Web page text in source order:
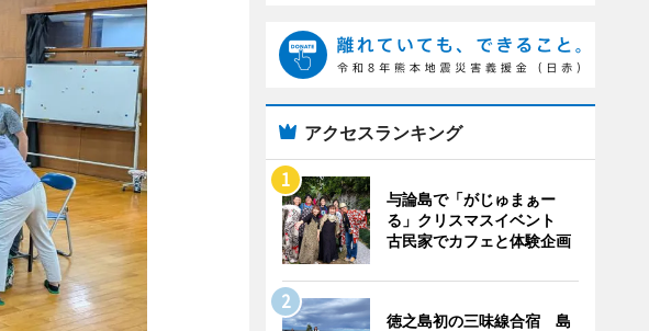
アクセスランキング
与論島で「がじゅまぁー
る」クリスマスイベント
古民家でカフェと体験企画
徳之島初の三味線合宿 島